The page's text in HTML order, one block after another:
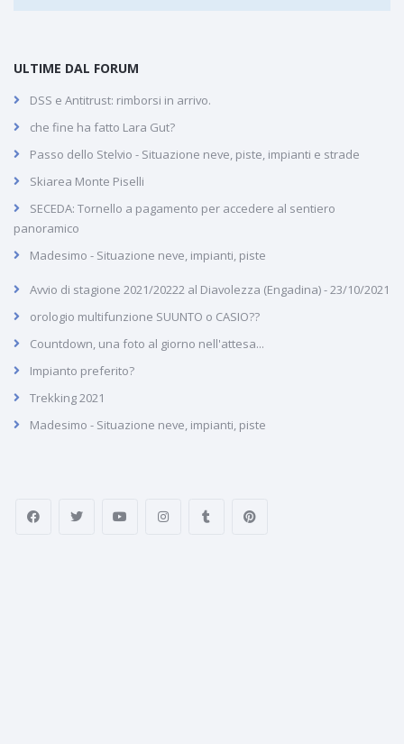
ULTIME DAL FORUM
DSS e Antitrust: rimborsi in arrivo.
che fine ha fatto Lara Gut?
Passo dello Stelvio - Situazione neve, piste, impianti e strade
Skiarea Monte Piselli
SECEDA: Tornello a pagamento per accedere al sentiero
panoramico
Madesimo - Situazione neve, impianti, piste
Avvio di stagione 2021/20222 al Diavolezza (Engadina) - 23/10/2021
orologio multifunzione SUUNTO o CASIO??
Countdown, una foto al giorno nell'attesa...
Impianto preferito?
Trekking 2021
Madesimo - Situazione neve, impianti, piste